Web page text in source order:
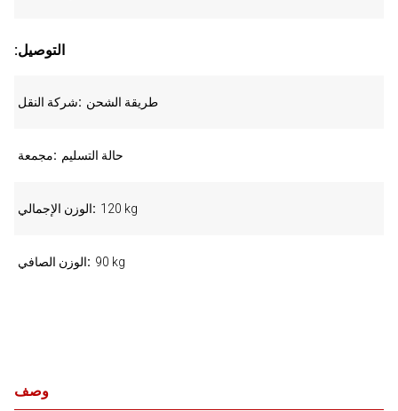
وصف
:التوصيل
شركة النقل طريقة الشحن
مجمعة حالة التسليم
الوزن الإجمالي 120 kg
الوزن الصافي 90 kg